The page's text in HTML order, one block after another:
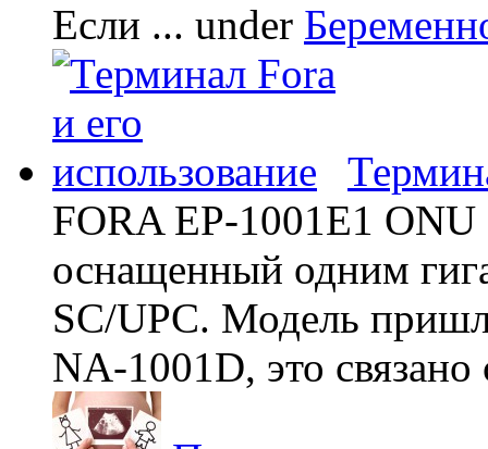
Если ... under
FORA EP-1001E1 ONU
оснащенный одним
SC/UPC. Модель
NA-1001D, это связано